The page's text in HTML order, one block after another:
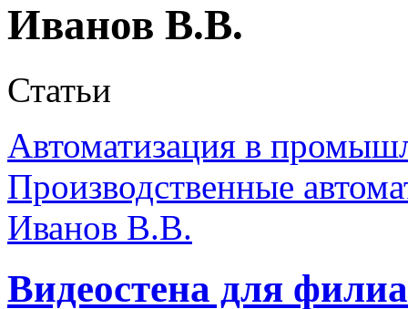
Иванов В.В.
Статьи
Автоматизация в
Производственные
Иванов В.В.
Видеостена для